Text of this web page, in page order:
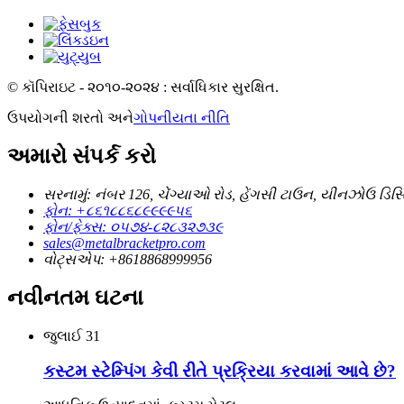
© કૉપિરાઇટ - ૨૦૧૦-૨૦૨૪ : સર્વાધિકાર સુરક્ષિત.
ઉપયોગની શરતો અનેગોપનીયતા નીતિ
અમારો સંપર્ક કરો
સરનામું: નંબર 126, ચેંગ્યાઓ રોડ, હેંગસી ટાઉન, યીનઝોઉ
ફોન: +૮૬૧૮૮૬૮૯૯૯૯૫૬
ફોન/ફેક્સ: ૦૫૭૪-૮૨૮૩૨૭૩૯
sales@metalbracketpro.com
વોટ્સએપ: +8618868999956
નવીનતમ ઘટના
જુલાઈ 31
કસ્ટમ સ્ટેમ્પિંગ કેવી રીતે પ્રક્રિયા કરવામાં આવે છે?